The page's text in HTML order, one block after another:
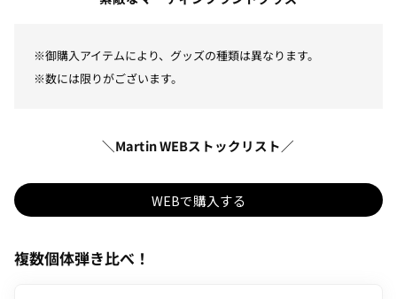
※御購入アイテムにより、グッズの種類は異なります。
※数には限りがございます。
＼Martin WEBストックリスト／
WEBで購入する
複数個体弾き比べ！